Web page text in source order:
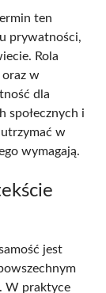
ten
prywatności,
Rola
w
dla
społecznych i
w
wymagają.
jest
W praktyce